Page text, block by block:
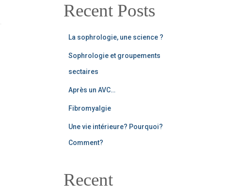
Recent Posts
La sophrologie, une science ?
Sophrologie et groupements
sectaires
Après un AVC…
Fibromyalgie
Une vie intérieure? Pourquoi?
Comment?
Recent